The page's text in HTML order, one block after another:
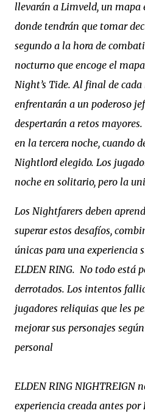
llevarán a Limveld, un mapa
donde tendrán que tomar
segundo a la hora de
nocturno que encoge el
Night’s Tide. Al final de
enfrentarán a un poderoso
despertarán a retos
en la tercera noche, cuando
Nightlord elegido. Los
noche en solitario, pero la
Los Nightfarers deben
superar estos desafíos,
únicas para una experiencia
ELDEN RING. No todo está
derrotados. Los intentos
jugadores reliquias que les
mejorar sus personajes
personal
ELDEN RING NIGHTREIGN
experiencia creada antes